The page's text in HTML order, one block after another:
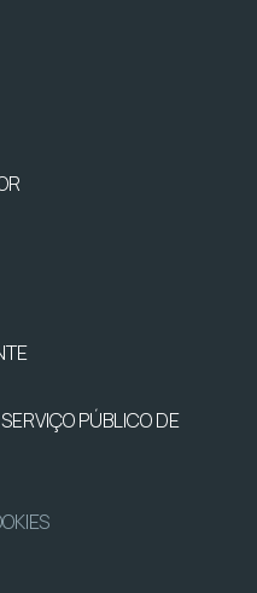
PÚBLICO DE